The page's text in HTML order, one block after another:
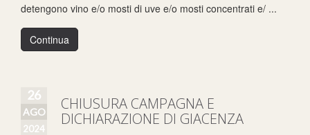
detengono vino e/o mosti di uve e/o mosti concentrati e/ ...
Continua
26
AGO
2024
CHIUSURA CAMPAGNA E
DICHIARAZIONE DI GIACENZA